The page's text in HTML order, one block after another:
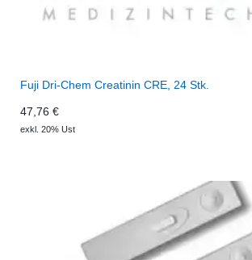
Fuji Dri-Chem Creatinin CRE, 24 Stk.
47,76 €
exkl. 20% Ust